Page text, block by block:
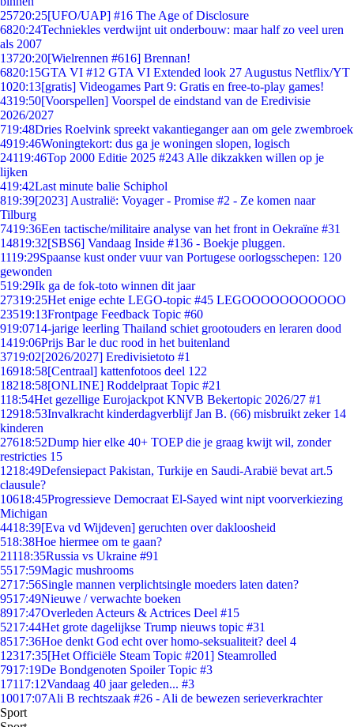
25720:25[UFO/UAP] #16 The Age of Disclosure
6820:24Techniekles verdwijnt uit onderbouw: maar half zo veel uren
als 2007
13720:20[Wielrennen #616] Brennan!
6820:15GTA VI #12 GTA VI Extended look 27 Augustus Netflix/YT
1020:13[gratis] Videogames Part 9: Gratis en free-to-play games!
4319:50[Voorspellen] Voorspel de eindstand van de Eredivisie
2026/2027
719:48Dries Roelvink spreekt vakantieganger aan om gele zwembroek
4919:46Woningtekort: dus ga je woningen slopen, logisch
24119:46Top 2000 Editie 2025 #243 Alle dikzakken willen op je
lijken
419:42Last minute balie Schiphol
819:39[2023] Australië: Voyager - Promise #2 - Ze komen naar
Tilburg
7419:36Een tactische/militaire analyse van het front in Oekraïne #31
14819:32[SBS6] Vandaag Inside #136 - Boekje pluggen.
1119:29Spaanse kust onder vuur van Portugese oorlogsschepen: 120
gewonden
519:29Ik ga de fok-toto winnen dit jaar
27319:25Het enige echte LEGO-topic #45 LEGOOOOOOOOOOO
23519:13Frontpage Feedback Topic #60
919:0714-jarige leerling Thailand schiet grootouders en leraren dood
1419:06Prijs Bar le duc rood in het buitenland
3719:02[2026/2027] Eredivisietoto #1
16918:58[Centraal] kattenfotoos deel 122
18218:58[ONLINE] Roddelpraat Topic #21
118:54Het gezellige Eurojackpot KNVB Bekertopic 2026/27 #1
12918:53Invalkracht kinderdagverblijf Jan B. (66) misbruikt zeker 14
kinderen
27618:52Dump hier elke 40+ TOEP die je graag kwijt wil, zonder
restricties 15
1218:49Defensiepact Pakistan, Turkije en Saudi-Arabië bevat art.5
clausule?
10618:45Progressieve Democraat El-Sayed wint nipt voorverkiezing
Michigan
4418:39[Eva vd Wijdeven] geruchten over dakloosheid
518:38Hoe hiermee om te gaan?
21118:35Russia vs Ukraine #91
5517:59Magic mushrooms
2717:56Single mannen verplichtsingle moeders laten daten?
9517:49Nieuwe / verwachte boeken
8917:47Overleden Acteurs & Actrices Deel #15
5217:44Het grote dagelijkse Trump nieuws topic #31
8517:36Hoe denkt God echt over homo-seksualiteit? deel 4
12317:35[Het Officiële Steam Topic #201] Steamrolled
7917:19De Bondgenoten Spoiler Topic #3
17117:12Vandaag 40 jaar geleden... #3
10017:07Ali B rechtszaak #26 - Ali de bewezen serieverkrachter
Sport